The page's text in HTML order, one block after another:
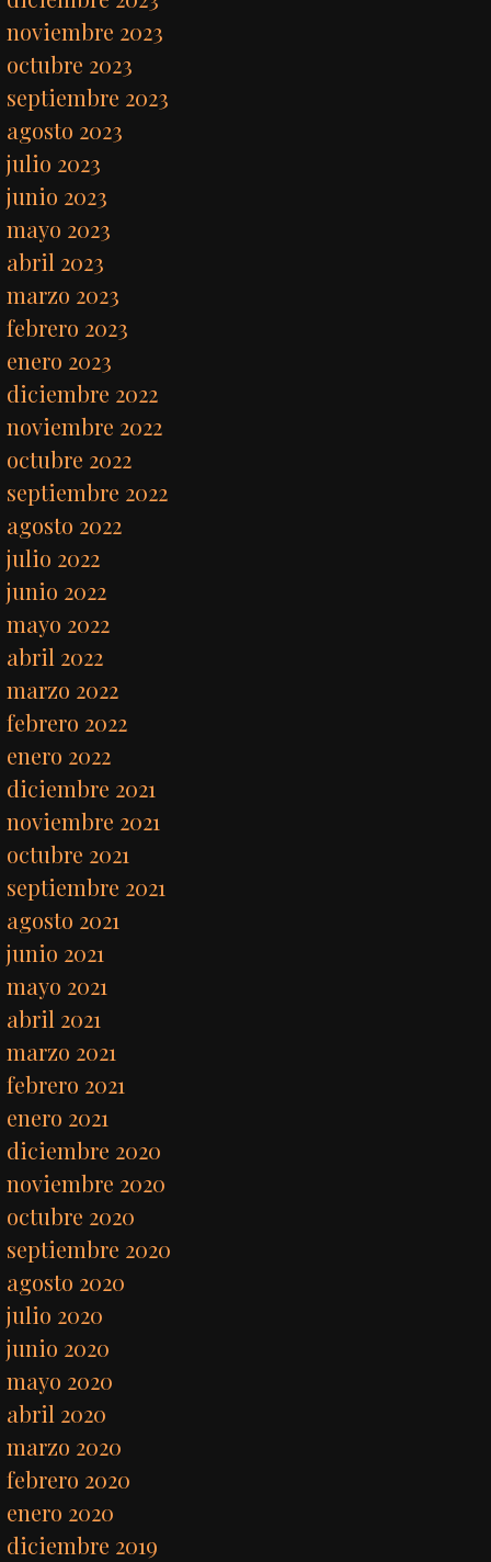
noviembre 2023
octubre 2023
septiembre 2023
agosto 2023
julio 2023
junio 2023
mayo 2023
abril 2023
marzo 2023
febrero 2023
enero 2023
diciembre 2022
noviembre 2022
octubre 2022
septiembre 2022
agosto 2022
julio 2022
junio 2022
mayo 2022
abril 2022
marzo 2022
febrero 2022
enero 2022
diciembre 2021
noviembre 2021
octubre 2021
septiembre 2021
agosto 2021
junio 2021
mayo 2021
abril 2021
marzo 2021
febrero 2021
enero 2021
diciembre 2020
noviembre 2020
octubre 2020
septiembre 2020
agosto 2020
julio 2020
junio 2020
mayo 2020
abril 2020
marzo 2020
febrero 2020
enero 2020
diciembre 2019